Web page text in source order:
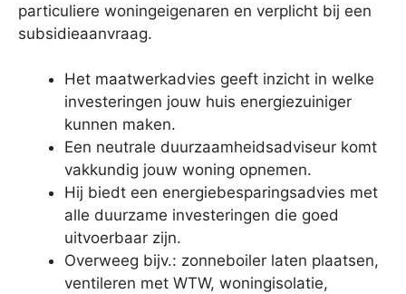
particuliere woningeigenaren en verplicht bij een
subsidieaanvraag.
Het maatwerkadvies geeft inzicht in welke
investeringen jouw huis energiezuiniger
kunnen maken.
Een neutrale duurzaamheidsadviseur komt
vakkundig jouw woning opnemen.
Hij biedt een energiebesparingsadvies met
alle duurzame investeringen die goed
uitvoerbaar zijn.
Overweeg bijv.: zonneboiler laten plaatsen,
ventileren met WTW, woningisolatie,